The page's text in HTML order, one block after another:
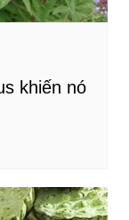
khiến nó